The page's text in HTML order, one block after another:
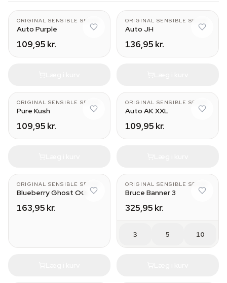
ORIGINAL SENSIBLE SEEDS
Auto Purple
109,95 kr.
ORIGINAL SENSIBLE SEEDS
Auto JH
136,95 kr.
ORIGINAL SENSIBLE SEEDS
Pure Kush
109,95 kr.
ORIGINAL SENSIBLE SEEDS
Auto AK XXL
109,95 kr.
ORIGINAL SENSIBLE SEEDS
Blueberry Ghost OG
163,95 kr.
ORIGINAL SENSIBLE SEEDS
Bruce Banner 3
325,95 kr.
3 5 10